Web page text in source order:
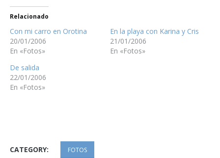
Relacionado
Con mi carro en Orotina
20/01/2006
En «Fotos»
En la playa con Karina y Cris
21/01/2006
En «Fotos»
De salida
22/01/2006
En «Fotos»
CATEGORY: FOTOS